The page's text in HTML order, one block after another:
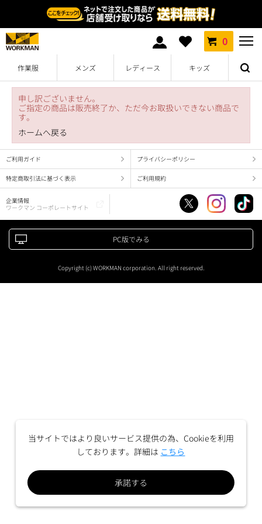
0
作業服 メンズ レディース キッズ
申し訳ございません。
ご指定の商品は販売終了か、ただ今お取扱いできない商品で
す。
ホームへ戻る
ご利用ガイド プライバシーポリシー
特定商取引法に基づく表示 ご利用規約
企業情報
ワークマン コーポレートサイト
PC版でみる
Copyright (c) WORKMAN corporation. All right reserved.
当サイトではより良いサービス提供の為、Cookieを利用
しております。詳細は こちら
承諾する